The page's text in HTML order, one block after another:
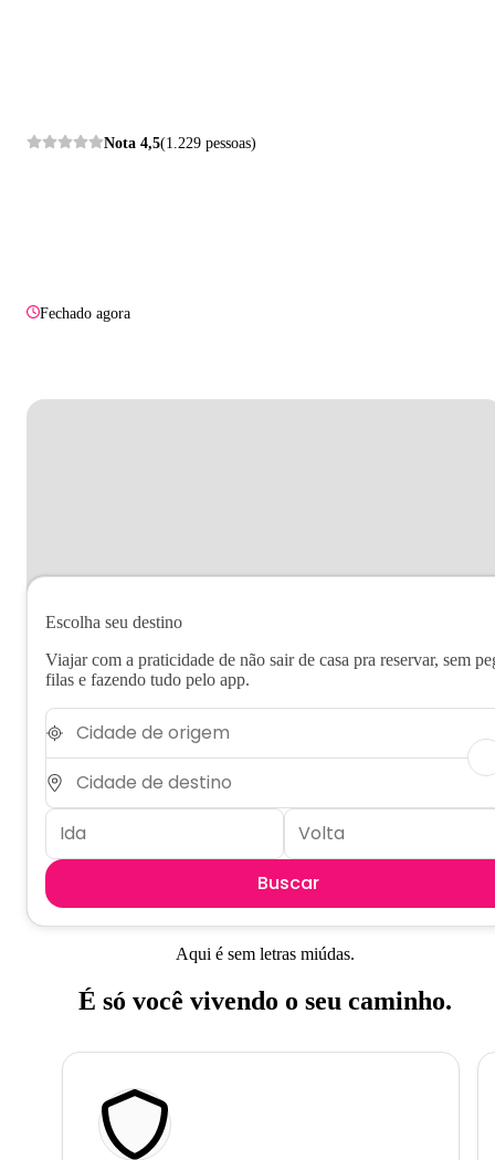
Nota 4,5(1.229 pessoas)
Fechado agora
Escolha seu destino
Viajar com a praticidade de não sair de casa pra reservar, sem
filas e fazendo tudo pelo app.
Buscar
Aqui é sem letras miúdas.
É só você vivendo o seu caminho.